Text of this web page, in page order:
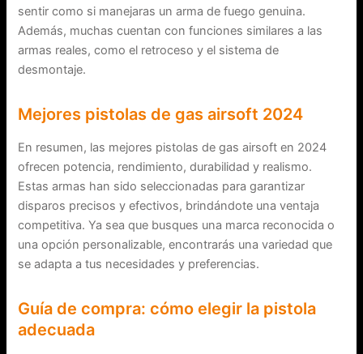
sentir como si manejaras un arma de fuego genuina.
Además, muchas cuentan con funciones similares a las
armas reales, como el retroceso y el sistema de
desmontaje.
Mejores pistolas de gas airsoft 2024
En resumen, las mejores pistolas de gas airsoft en 2024
ofrecen potencia, rendimiento, durabilidad y realismo.
Estas armas han sido seleccionadas para garantizar
disparos precisos y efectivos, brindándote una ventaja
competitiva. Ya sea que busques una marca reconocida o
una opción personalizable, encontrarás una variedad que
se adapta a tus necesidades y preferencias.
Guía de compra: cómo elegir la pistola
adecuada